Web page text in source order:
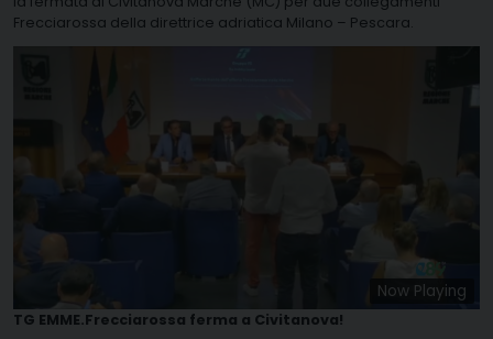
Frecciarossa della direttrice adriatica Milano – Pescara.
Now Playing
TG EMME.Frecciarossa ferma a Civitanova!